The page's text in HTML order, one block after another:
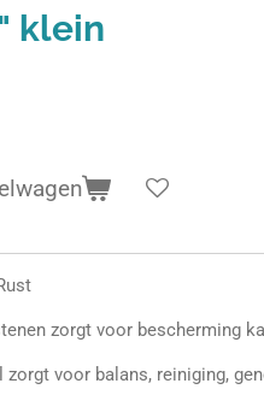
klein
zorgt voor bescherming
zorgt voor balans, reiniging,